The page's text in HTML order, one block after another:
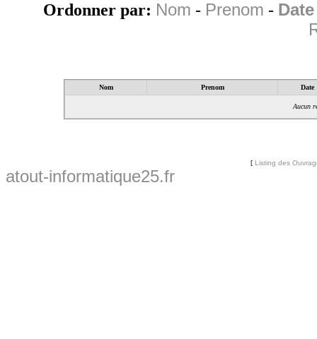
Ordonner par: Nom - Prenom -
Nom Prenom Date
Aucun
[ Listing des
atout-informatique25.fr